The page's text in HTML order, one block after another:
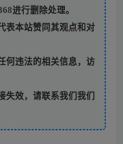
进行删除处理。
表本站赞同其观点和对
何违法的相关信息，访
失效，请联系我们我们